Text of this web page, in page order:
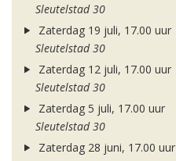
Sleutelstad 30
Zaterdag 19 juli, 17.00 uur
Sleutelstad 30
Zaterdag 12 juli, 17.00 uur
Sleutelstad 30
Zaterdag 5 juli, 17.00 uur
Sleutelstad 30
Zaterdag 28 juni, 17.00 uur